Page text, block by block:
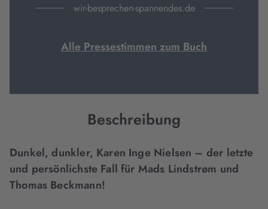
wir-besprechen-spannendes.de
Alle Pressestimmen zum Buch
Beschreibung
Dunkel, dunkler, Karen Inge Nielsen – der letzte
und persönlichste Fall für Mads Lindstrøm und
Thomas Beckmann!